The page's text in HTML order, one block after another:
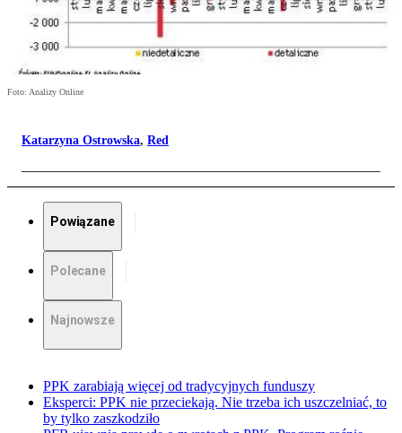
Foto: Analizy Online
Katarzyna Ostrowska, Red
Powiązane
Polecane
Najnowsze
PPK zarabiają więcej od tradycyjnych funduszy
Eksperci: PPK nie przeciekają. Nie trzeba ich uszczelniać, to
by tylko zaszkodziło